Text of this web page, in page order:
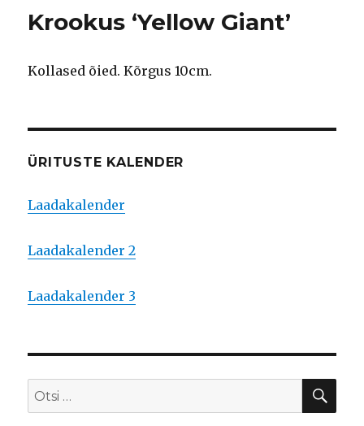
Krookus ‘Yellow Giant’
Kollased õied. Kõrgus 10cm.
ÜRITUSTE KALENDER
Laadakalender
Laadakalender 2
Laadakalender 3
Otsi: